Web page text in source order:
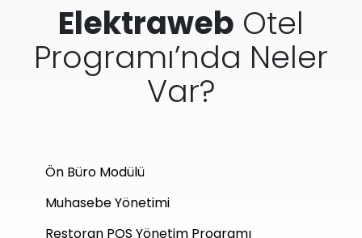
Elektraweb Otel
Programı’nda Neler
Var?
Ön Büro Modülü
Muhasebe Yönetimi
Restoran POS Yönetim Programı